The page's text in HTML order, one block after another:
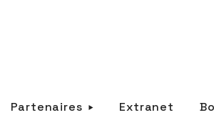
Partenaires Extranet